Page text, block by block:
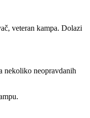
veteran kampa. Dolazi
nekoliko neopravdanih